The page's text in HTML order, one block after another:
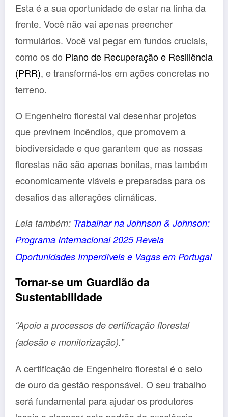
Esta é a sua oportunidade de estar na linha da
frente. Você não vai apenas preencher
formulários. Você vai pegar em fundos cruciais,
como os do Plano de Recuperação e Resiliência
(PRR), e transformá-los em ações concretas no
terreno.
O Engenheiro florestal vai desenhar projetos
que previnem incêndios, que promovem a
biodiversidade e que garantem que as nossas
florestas não são apenas bonitas, mas também
economicamente viáveis e preparadas para os
desafios das alterações climáticas.
Leia também: Trabalhar na Johnson & Johnson:
Programa Internacional 2025 Revela
Oportunidades Imperdíveis e Vagas em Portugal
Tornar-se um Guardião da
Sustentabilidade
“Apoio a processos de certificação florestal
(adesão e monitorização).”
A certificação de Engenheiro florestal é o selo
de ouro da gestão responsável. O seu trabalho
será fundamental para ajudar os produtores